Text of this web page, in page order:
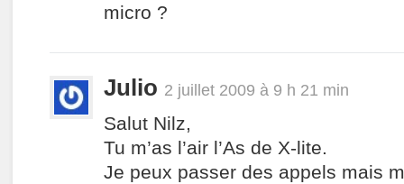
micro ?
Julio 2 juillet 2009 à 9 h 21 min
Salut Nilz,
Tu m’as l’air l’As de X-lite.
Je peux passer des appels mais